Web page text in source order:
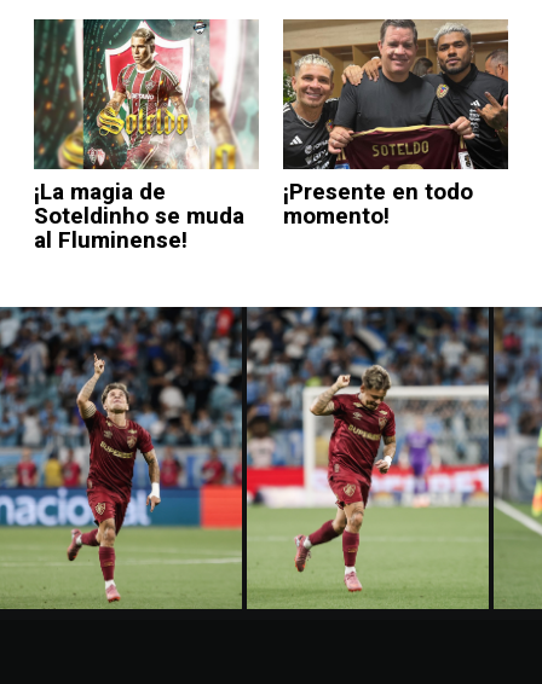
¡La magia de
Soteldinho se muda
al Fluminense!
¡Presente en todo
momento!